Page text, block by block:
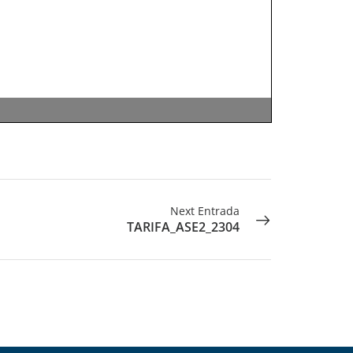
Next Entrada
TARIFA_ASE2_2304